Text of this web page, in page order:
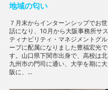
地域の匂い
７月末からインターンシップでお世
話になり、10月から大阪事務所サス
ティナビリティ・マネジメントグル
ープに配属になりました豊福宏光で
す。山口県下関市出身で、高校は北
九州市の門司に通い、大学を期に大
阪に、...